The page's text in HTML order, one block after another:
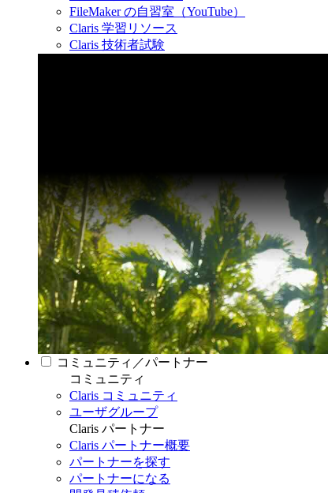
FileMaker の自習室（YouTube）
Claris 学習リソース
Claris 技術者試験
コミュニティ／パートナー
コミュニティ
Claris コミュニティ
ユーザグループ
Claris パートナー
Claris パートナー概要
パートナーを探す
パートナーになる